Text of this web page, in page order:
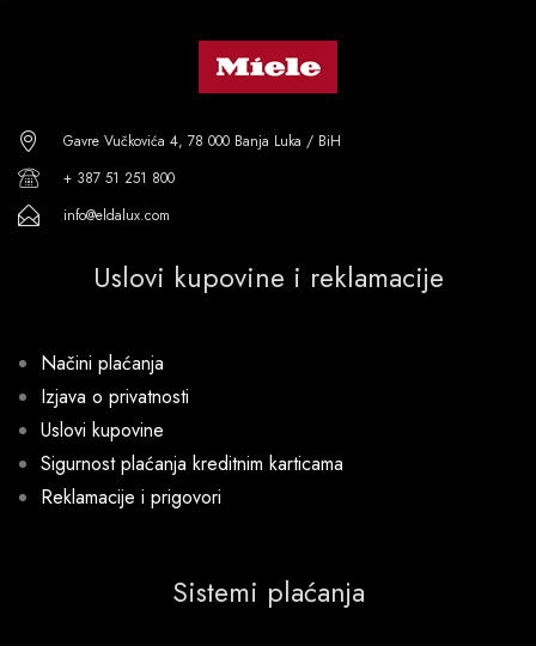
Gavre Vučkovića 4, 78 000 Banja Luka / BiH
+ 387 51 251 800
info@eldalux.com
Uslovi kupovine i reklamacije
Načini plaćanja
Izjava o privatnosti
Uslovi kupovine
Sigurnost plaćanja kreditnim karticama
Reklamacije i prigovori
Sistemi plaćanja